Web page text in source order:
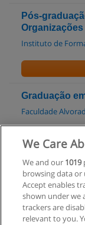
Pós-
Instituto de
Graduação
Faculdade
Graduação
Faculdade
We Care
We and our 1019
browsing data or
Accept enables
shown under we
trackers are
relevant to you.